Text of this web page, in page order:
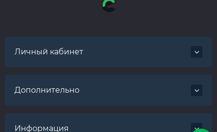
Личный кабинет
Дополнительно
Информация